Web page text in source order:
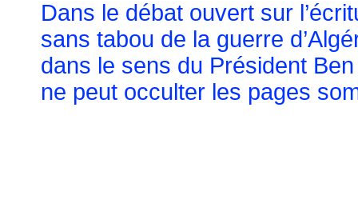
Dans le débat ouvert sur
sans tabou de la guerre
dans le sens du Président
ne peut occulter les pages